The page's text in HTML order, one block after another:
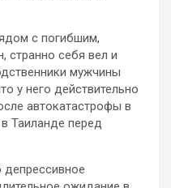
с погибшим,
странно себя вел и
мужчины
у него действительно
автокатастрофы в
Таиланде перед